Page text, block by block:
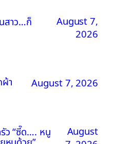
สาว…ก็
August 7,
2026
ผ้า August 7, 2026
ว “ซี๊ด…. หนู
August